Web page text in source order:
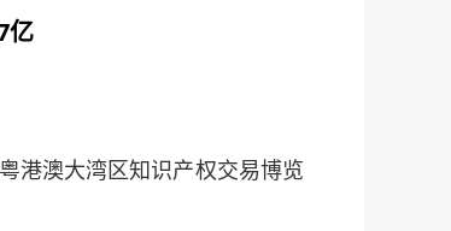
亿
港澳大湾区知识产权交易博览